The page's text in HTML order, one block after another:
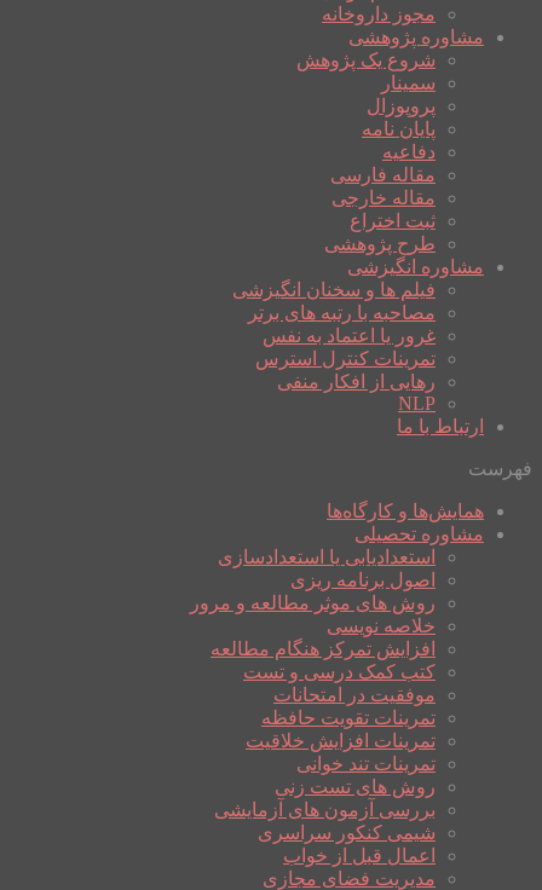
مجوز داروخانه
مشاوره پژوهشی
شروع یک پژوهش
سمینار
پروپوزال
پایان نامه
دفاعیه
مقاله فارسی
مقاله خارجی
ثبت اختراع
طرح پژوهشی
مشاوره انگیزشی
فیلم ها و سخنان انگیزشی
مصاحبه با رتبه های برتر
غرور یا اعتماد به نفس
تمرینات کنترل استرس
رهایی از افکار منفی
NLP
ارتباط با ما
فهرست
همایش‌ها و کارگاه‌ها
مشاوره تحصیلی
استعدادیابی یا استعدادسازی
اصول برنامه ریزی
روش های موثر مطالعه و مرور
خلاصه نویسی
افزایش تمرکز هنگام مطالعه
کتب کمک درسی و تست
موفقیت در امتحانات
تمرینات تقویت حافظه
تمرینات افزایش خلاقیت
تمرینات تند خوانی
روش های تست زنی
بررسی آزمون های آزمایشی
شیمی کنکور سراسری
اعمال قبل از خواب
مدیریت فضای مجازی